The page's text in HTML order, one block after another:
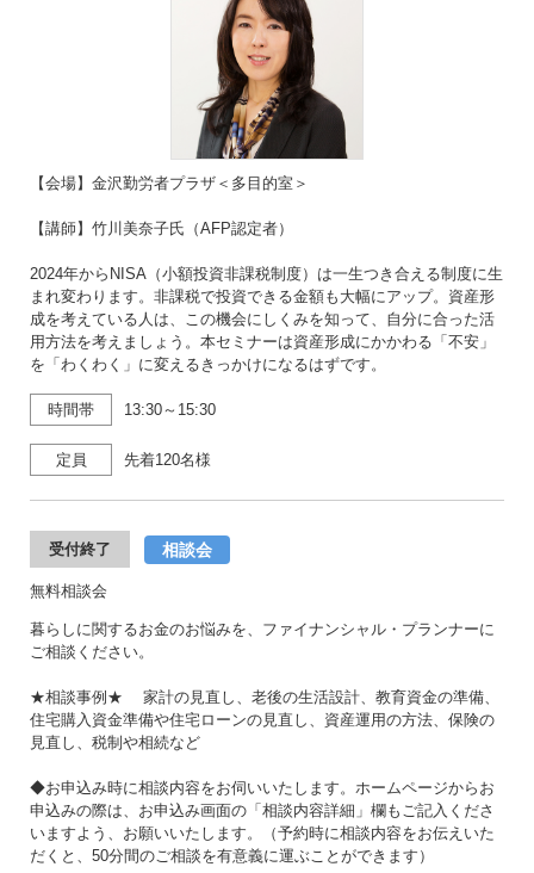
【会場】金沢勤労者プラザ＜多目的室＞
【講師】竹川美奈子氏（AFP認定者）
2024年からNISA（小額投資非課税制度）は一生つき合える制度に生
まれ変わります。非課税で投資できる金額も大幅にアップ。資産形
成を考えている人は、この機会にしくみを知って、自分に合った活
用方法を考えましょう。本セミナーは資産形成にかかわる「不安」
を「わくわく」に変えるきっかけになるはずです。
時間帯 13:30～15:30
定員 先着120名様
受付終了 相談会
無料相談会
暮らしに関するお金のお悩みを、ファイナンシャル・プランナーに
ご相談ください。
★相談事例★ 家計の見直し、老後の生活設計、教育資金の準備、
住宅購入資金準備や住宅ローンの見直し、資産運用の方法、保険の
見直し、税制や相続など
◆お申込み時に相談内容をお伺いいたします。ホームページからお
申込みの際は、お申込み画面の「相談内容詳細」欄もご記入くださ
いますよう、お願いいたします。（予約時に相談内容をお伝えいた
だくと、50分間のご相談を有意義に運ぶことができます）